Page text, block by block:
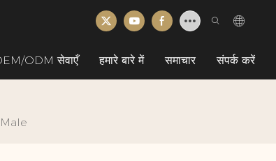
ODM सेवाएँ हमारे बारे में समाचार संपर्क करें